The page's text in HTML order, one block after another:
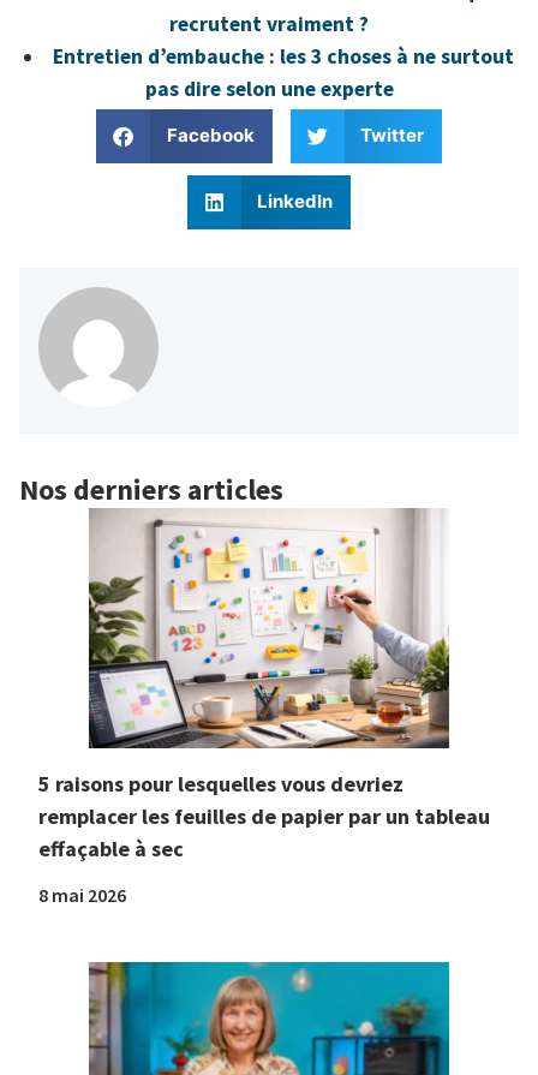
recrutent vraiment ?
Entretien d’embauche : les 3 choses à ne surtout
pas dire selon une experte
Facebook Twitter
LinkedIn
Nos derniers articles
5 raisons pour lesquelles vous devriez
remplacer les feuilles de papier par un tableau
effaçable à sec
8 mai 2026